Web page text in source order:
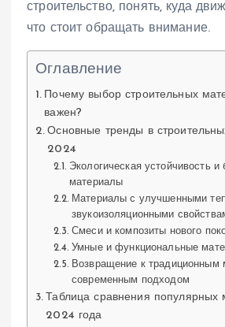
строительство, понять, куда
что стоит обращать внимание.
Оглавление
Почему выбор строительных
важен?
Основные тренды в
2024
Экологическая устойчивость и
материалы
Материалы с улучшенными
звукоизоляционными
Смеси и композиты нового
Умные и функциональные
Возвращение к традиционным
современным подходом
Таблица сравнения популярных
2024 года